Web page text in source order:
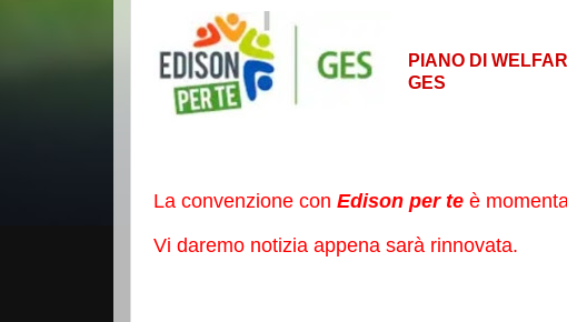
PIANO DI
GES
La convenzione con Edison per te è
Vi daremo notizia appena sarà rinnovata.